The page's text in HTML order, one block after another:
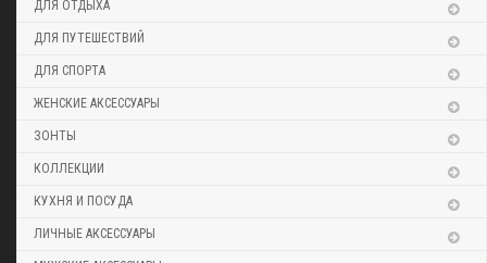
ДЛЯ ОТДЫХА
ДЛЯ ПУТЕШЕСТВИЙ
ДЛЯ СПОРТА
ЖЕНСКИЕ АКСЕССУАРЫ
ЗОНТЫ
КОЛЛЕКЦИИ
КУХНЯ И ПОСУДА
ЛИЧНЫЕ АКСЕССУАРЫ